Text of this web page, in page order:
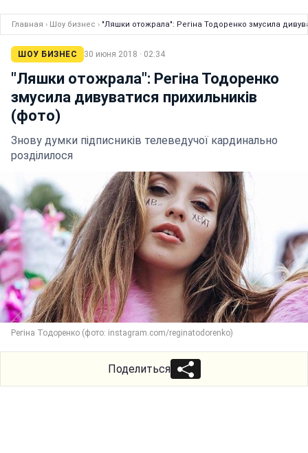
Главная › Шоу бизнес › "Ляшки отожрала": Регіна Тодоренко змусила
ШОУ БИЗНЕС 30 июня 2018 · 02:34
"Ляшки отожрала": Регіна Тодоренко
змусила дивуватися прихильників
(фото)
Знову думки підписників телеведучої кардинально
розділилося
Регіна Тодоренко (фото: instagram.com/reginatodorenko)
Поделиться